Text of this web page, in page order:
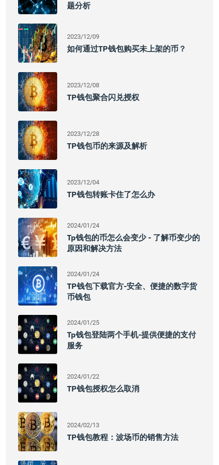
题分析
2023/12/09
如何通过TP钱包购买未上架的币？
2023/12/08
TP钱包聚合闪兑授权
2023/12/28
TP钱包币的来源及解析
2023/12/04
TP钱包转账卡住了怎么办
2024/01/24
Tp钱包的币怎么会变少 - 了解币变少的
原因和解决方法
2024/01/24
TP钱包下载官方-安全、便捷的数字货
币钱包
2024/01/25
Tp钱包登陆两个手机-提供便捷的支付
服务
2024/01/22
TP钱包授权怎么取消
2024/02/13
TP钱包教程：波场币的销售方法